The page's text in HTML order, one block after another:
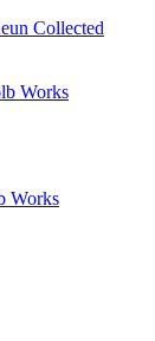
Collected
Works
Works